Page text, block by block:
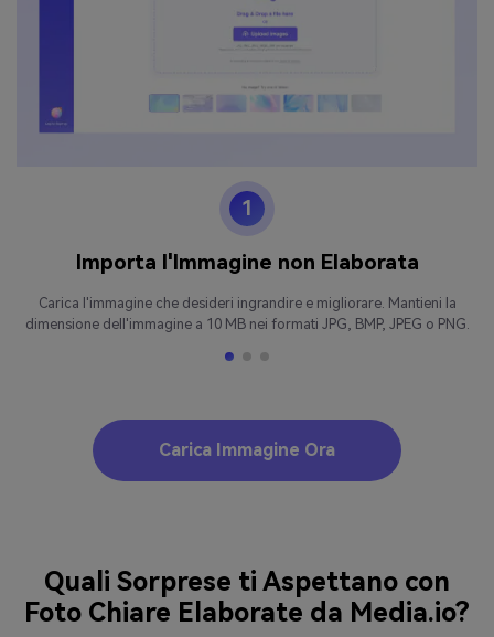
1
Importa l'Immagine non Elaborata
Carica l'immagine che desideri ingrandire e migliorare. Mantieni la
dimensione dell'immagine a 10 MB nei formati JPG, BMP, JPEG o PNG.
Carica Immagine Ora
Quali Sorprese ti Aspettano con
Foto Chiare Elaborate da Media.io?